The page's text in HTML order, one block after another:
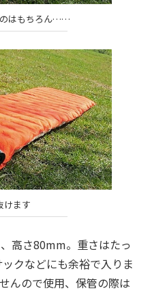
はもちろん……
けます
高さ80mm。重さはたっ
クなどにも余裕で入りま
んので使用、保管の際は